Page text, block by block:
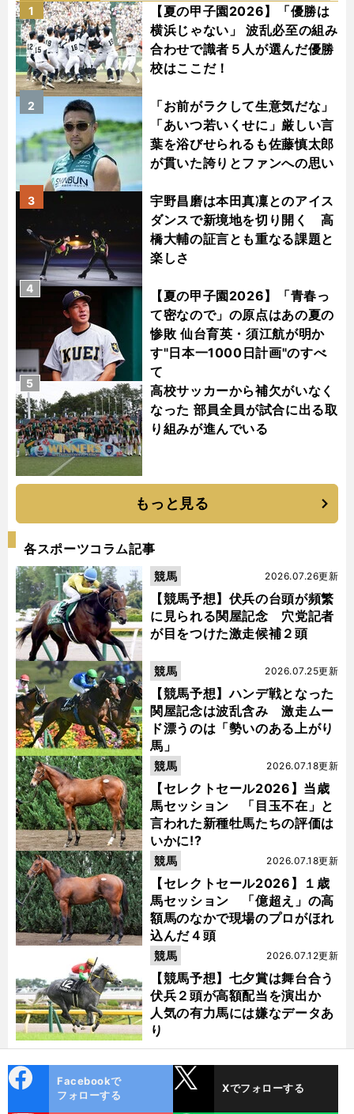
【夏の甲子園2026】「優勝は
横浜じゃない」 波乱必至の組み
合わせで識者５人が選んだ優勝
校はここだ！
1
「お前がラクして生意気だな」
「あいつ若いくせに」厳しい言
葉を浴びせられるも佐藤慎太郎
が貫いた誇りとファンへの思い
2
宇野昌磨は本田真凜とのアイス
ダンスで新境地を切り開く 高
橋大輔の証言とも重なる課題と
楽しさ
3
【夏の甲子園2026】「青春っ
て密なので」の原点はあの夏の
惨敗 仙台育英・須江航が明か
す"日本一1000日計画"のすべ
て
4
高校サッカーから補欠がいなく
なった 部員全員が試合に出る取
り組みが進んでいる
5
もっと見る
各スポーツコラム記事
【競馬予想】伏兵の台頭が頻繁
に見られる関屋記念 穴党記者
が目をつけた激走候補２頭
2026.07.26更新
競馬
【競馬予想】ハンデ戦となった
関屋記念は波乱含み 激走ムー
ド漂うのは「勢いのある上がり
馬」
2026.07.25更新
競馬
【セレクトセール2026】当歳
馬セッション 「目玉不在」と
言われた新種牡馬たちの評価は
いかに!?
2026.07.18更新
競馬
【セレクトセール2026】１歳
馬セッション 「億超え」の高
額馬のなかで現場のプロがほれ
込んだ４頭
2026.07.18更新
競馬
【競馬予想】七夕賞は舞台合う
伏兵２頭が高額配当を演出か
人気の有力馬には嫌なデータあ
り
2026.07.12更新
競馬
ok
Facebookで
フォローする
Xでフォローする